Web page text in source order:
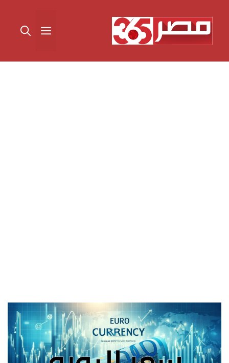
المحتوى القائمة